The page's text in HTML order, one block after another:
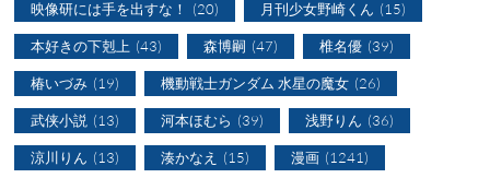
映像研には手を出すな！ (20) 月刊少女野崎くん (15)
本好きの下剋上 (43) 森博嗣 (47) 椎名優 (39)
椿いづみ (19) 機動戦士ガンダム 水星の魔女 (26)
武侠小説 (13) 河本ほむら (39) 浅野りん (36)
涼川りん (13) 湊かなえ (15) 漫画 (1241)